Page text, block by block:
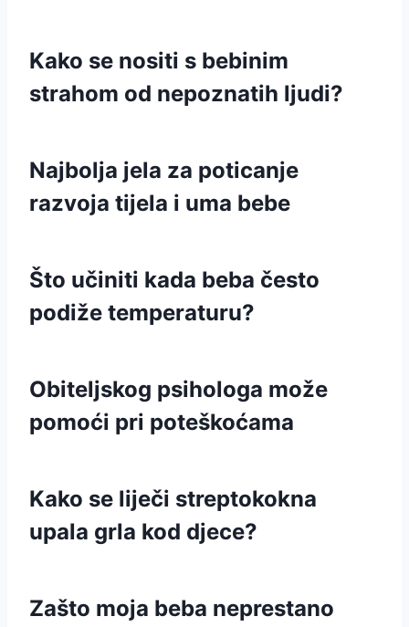
Kako se nositi s bebinim
strahom od nepoznatih ljudi?
Najbolja jela za poticanje
razvoja tijela i uma bebe
Što učiniti kada beba često
podiže temperaturu?
Obiteljskog psihologa može
pomoći pri poteškoćama
Kako se liječi streptokokna
upala grla kod djece?
Zašto moja beba neprestano